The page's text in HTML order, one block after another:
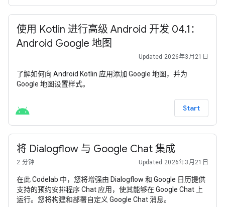
使用 Kotlin 进行高级 Android 开发 04.1：
Android Google 地图
Updated 2026年3月21日
了解如何向 Android Kotlin 应用添加 Google 地图，并为
Google 地图设置样式。
Start
将 Dialogflow 与 Google Chat 集成
2 分钟 Updated 2026年3月21日
在此 Codelab 中，您将增强由 Dialogflow 和 Google 日历提供
支持的预约安排程序 Chat 应用，使其能够在 Google Chat 上
运行。您将构建和部署自定义 Google Chat 消息。